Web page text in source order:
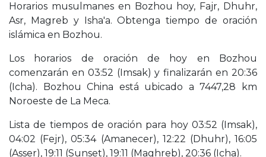
Horarios musulmanes en Bozhou hoy, Fajr, Dhuhr,
Asr, Magreb y Isha'a. Obtenga tiempo de oración
islámica en Bozhou.
Los horarios de oración de hoy en Bozhou
comenzarán en 03:52 (Imsak) y finalizarán en 20:36
(Icha). Bozhou China está ubicado a 7447,28 km
Noroeste de La Meca.
Lista de tiempos de oración para hoy 03:52 (Imsak),
04:02 (Fejr), 05:34 (Amanecer), 12:22 (Dhuhr), 16:05
(Asser), 19:11 (Sunset), 19:11 (Maghreb), 20:36 (Icha).